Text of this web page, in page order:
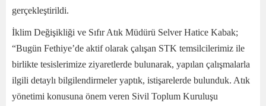
gerçekleştirildi.
İklim Değişikliği ve Sıfır Atık Müdürü Selver Hatice Kabak;
“Bugün Fethiye’de aktif olarak çalışan STK temsilcilerimiz ile
birlikte tesislerimize ziyaretlerde bulunarak, yapılan çalışmalarla
ilgili detaylı bilgilendirmeler yaptık, istişarelerde bulunduk. Atık
yönetimi konusuna önem veren Sivil Toplum Kuruluşu